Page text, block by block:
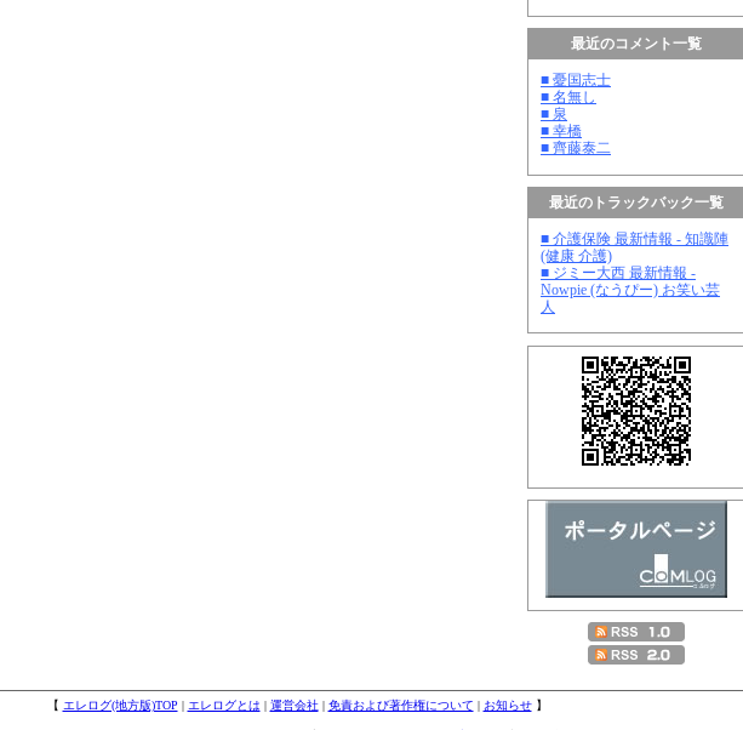
最近のコメント一覧
■ 憂国志士
■ 名無し
■ 泉
■ 幸橋
■ 齊藤泰二
最近のトラックバック一覧
■ 介護保険 最新情報 - 知識陣
(健康 介護)
■ ジミー大西 最新情報 -
Nowpie (なうぴー) お笑い芸
人
【 エレログ(地方版)TOP | エレログとは | 運営会社| 免責および著作権について | お知らせ】